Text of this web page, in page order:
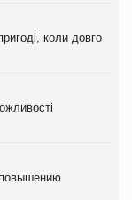
коли довго